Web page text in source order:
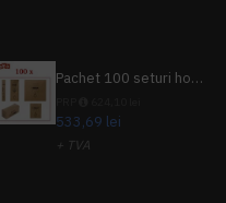
Pachet 100 seturi hoteliere, set dentar, set barbierit, casca de dus, pila unghii, set cusut
533,69 lei
+ TVA